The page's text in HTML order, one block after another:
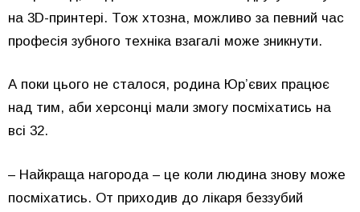
на 3D-принтері. Тож хтозна, можливо за певний час
професія зубного техніка взагалі може зникнути.
А поки цього не сталося, родина Юр’євих працює
над тим, аби херсонці мали змогу посміхатись на
всі 32.
– Найкраща нагорода – це коли людина знову може
посміхатись. От приходив до лікаря беззубий